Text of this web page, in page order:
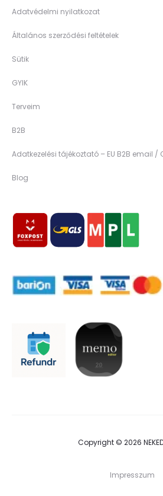
Adatvédelmi nyilatkozat
Általános szerződési feltételek
Sütik
GYIK
Terveim
B2B
Adatkezelési tájékoztató – EU B2B email /
Blog
Copyright © 2026
Impresszum